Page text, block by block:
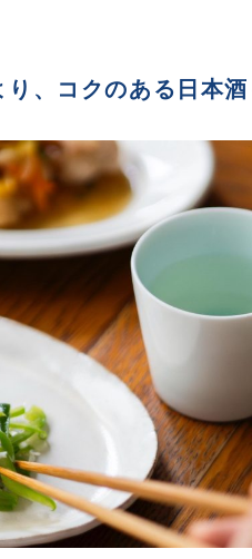
、コクのある日本